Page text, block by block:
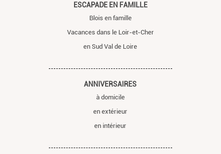
ESCAPADE EN FAMILLE
Blois en famille
Vacances dans le Loir-et-Cher
en Sud Val de Loire
ANNIVERSAIRES
à domicile
en extérieur
en intérieur